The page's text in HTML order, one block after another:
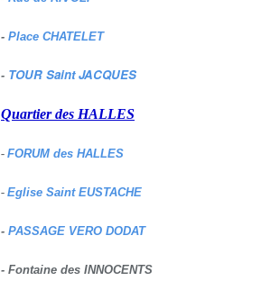
- Place CHATELET
- TOUR Saint JACQUES
Quartier des HALLES
- FORUM des HALLES
- Eglise Saint EUSTACHE
- PASSAGE VERO DODAT
- Fontaine des INNOCENTS